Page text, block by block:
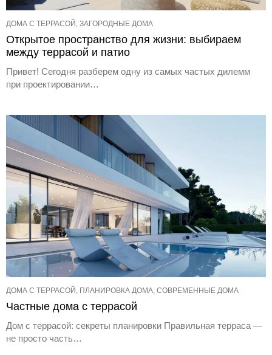
ДОМА С ТЕРРАСОЙ, ЗАГОРОДНЫЕ ДОМА
Открытое пространство для жизни: выбираем
между террасой и патио
Привет! Сегодня разберем одну из самых частых дилемм
при проектировании…
ДОМА С ТЕРРАСОЙ, ПЛАНИРОВКА ДОМА, СОВРЕМЕННЫЕ ДОМА
Частные дома с террасой
Дом с террасой: секреты планировки Правильная терраса —
не просто часть…